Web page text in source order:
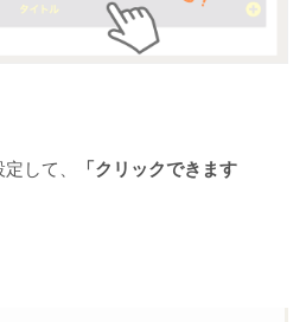
して、
「クリックできます